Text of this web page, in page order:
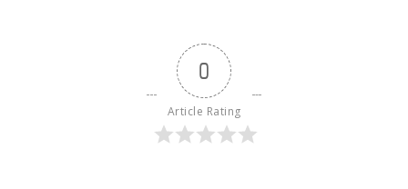
0
Article Rating